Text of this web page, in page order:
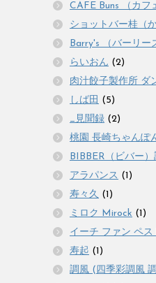
CAFE Buns （カフ
ショットバー桂（か
Barry's （バーリー
らいおん (2)
肉汁餃子製作所 ダ
しば田 (5)
_見聞録 (2)
桃園 長崎ちゃんぽ
BIBBER（ビバー）
アラパンス (1)
寿々久 (1)
ミロク Mirock (1)
イーチ ファン ペ
寿起 (1)
調風 (四季彩調風